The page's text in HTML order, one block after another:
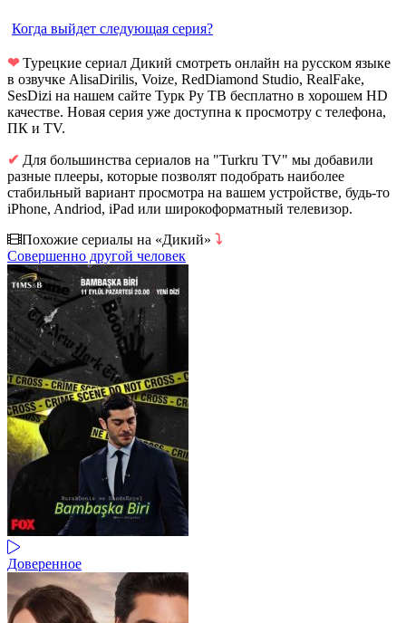
Когда выйдет следующая серия?
❤Турецкие сериал Дикий смотреть онлайн на русском языке
в озвучке AlisaDirilis, Voize, RedDiamond Studio, RealFake,
SesDizi на нашем сайте Турк Ру ТВ бесплатно в хорошем HD
качестве. Новая серия уже доступна к просмотру с телефона,
ПК и TV.
✔ Для большинства сериалов на "Turkru TV" мы добавили
разные плееры, которые позволят подобрать наиболее
стабильный вариант просмотра на вашем устройстве, будь-то
iPhone, Andriod, iPad или широкоформатный телевизор.
Похожие сериалы на «Дикий» ⤵
Совершенно другой человек
Доверенное